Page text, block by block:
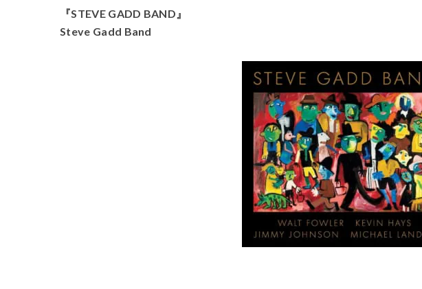
『STEVE GADD BAND』
Steve Gadd Band